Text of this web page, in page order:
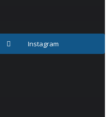
Instagram